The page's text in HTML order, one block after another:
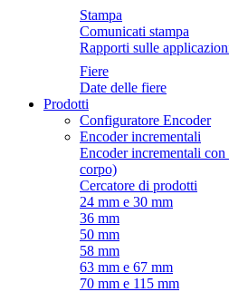
Stampa
Comunicati stampa
Rapporti sulle
Fiere
Date delle fiere
Prodotti
Configuratore Encoder
Encoder incrementali
Encoder incrementali
corpo)
Cercatore di prodotti
24 mm e 30 mm
36 mm
50 mm
58 mm
63 mm e 67 mm
70 mm e 115 mm